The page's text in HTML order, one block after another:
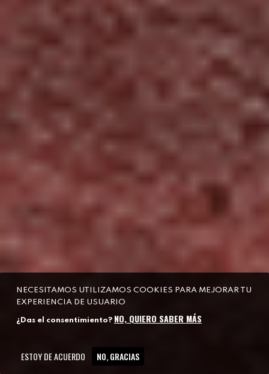
NECESITAMOS UTILIZAMOS COOKIES PARA MEJORAR TU
EXPERIENCIA DE USUARIO
¿Das el consentimiento? NO, QUIERO SABER MÁS
ESTOY DE ACUERDO NO, GRACIAS